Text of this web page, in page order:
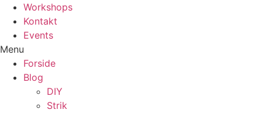
Workshops
Kontakt
Events
Menu
Forside
Blog
DIY
Strik